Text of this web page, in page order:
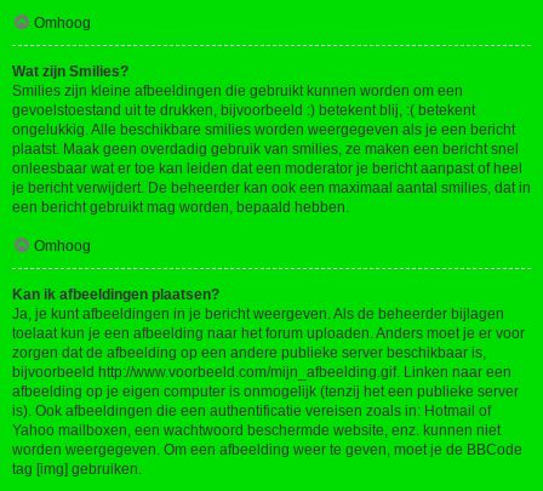
Omhoog
Wat zijn Smilies?
Smilies zijn kleine afbeeldingen die gebruikt kunnen worden om een
gevoelstoestand uit te drukken, bijvoorbeeld :) betekent blij, :( betekent
ongelukkig. Alle beschikbare smilies worden weergegeven als je een bericht
plaatst. Maak geen overdadig gebruik van smilies, ze maken een bericht snel
onleesbaar wat er toe kan leiden dat een moderator je bericht aanpast of heel
je bericht verwijdert. De beheerder kan ook een maximaal aantal smilies, dat in
een bericht gebruikt mag worden, bepaald hebben.
Omhoog
Kan ik afbeeldingen plaatsen?
Ja, je kunt afbeeldingen in je bericht weergeven. Als de beheerder bijlagen
toelaat kun je een afbeelding naar het forum uploaden. Anders moet je er voor
zorgen dat de afbeelding op een andere publieke server beschikbaar is,
bijvoorbeeld http://www.voorbeeld.com/mijn_afbeelding.gif. Linken naar een
afbeelding op je eigen computer is onmogelijk (tenzij het een publieke server
is). Ook afbeeldingen die een authentificatie vereisen zoals in: Hotmail of
Yahoo mailboxen, een wachtwoord beschermde website, enz. kunnen niet
worden weergegeven. Om een afbeelding weer te geven, moet je de BBCode
tag [img] gebruiken.